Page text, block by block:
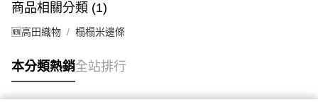
商品相關分類 (1)
🆕高田織物 榻榻米邊條
本分類熱銷全站排行